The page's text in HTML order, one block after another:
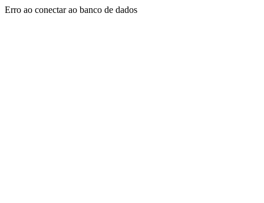
Erro ao conectar ao banco de dados